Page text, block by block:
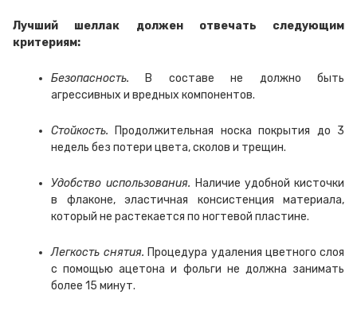
Лучший шеллак должен отвечать следующим
критериям:
Безопасность. В составе не должно быть
агрессивных и вредных компонентов.
Стойкость. Продолжительная носка покрытия до 3
недель без потери цвета, сколов и трещин.
Удобство использования. Наличие удобной кисточки
в флаконе, эластичная консистенция материала,
который не растекается по ногтевой пластине.
Легкость снятия. Процедура удаления цветного слоя
с помощью ацетона и фольги не должна занимать
более 15 минут.